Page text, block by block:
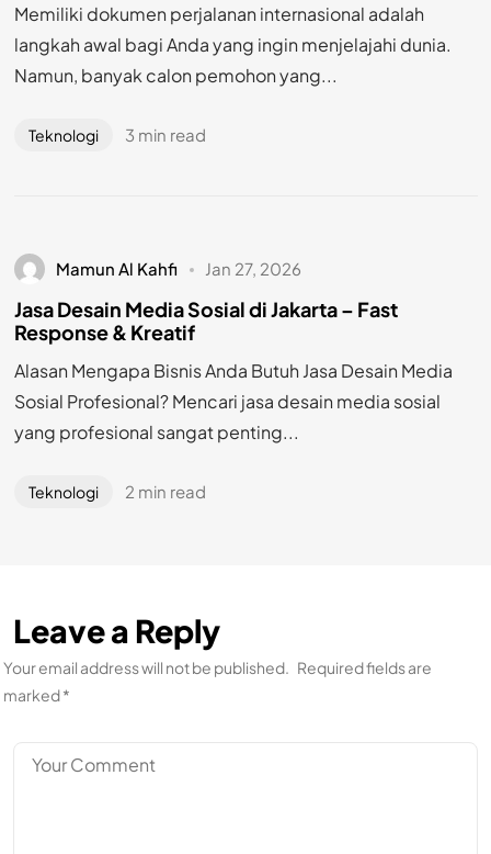
Memiliki dokumen perjalanan internasional adalah
langkah awal bagi Anda yang ingin menjelajahi dunia.
Namun, banyak calon pemohon yang...
Teknologi 3 min read
Mamun Al Kahfi Jan 27, 2026
Jasa Desain Media Sosial di Jakarta – Fast
Response & Kreatif
Alasan Mengapa Bisnis Anda Butuh Jasa Desain Media
Sosial Profesional? Mencari jasa desain media sosial
yang profesional sangat penting...
Teknologi 2 min read
Leave a Reply
Your email address will not be published. Required fields are
marked*